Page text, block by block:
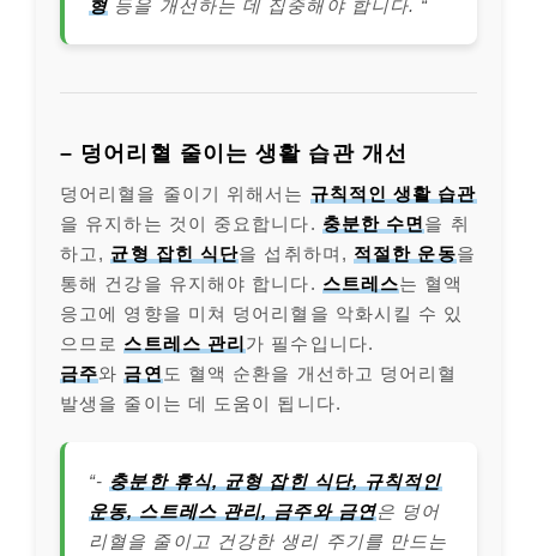
형 등을 개선하는 데 집중해야 합니다. “
– 덩어리혈 줄이는 생활 습관 개선
덩어리혈을 줄이기 위해서는 규칙적인 생활 습관
을 유지하는 것이 중요합니다. 충분한 수면 을 취
하고, 균형 잡힌 식단을 섭취하며, 적절한 운동을
통해 건강을 유지해야 합니다. 스트레스는 혈액
응고에 영향을 미쳐 덩어리혈을 악화시킬 수 있
으므로 스트레스 관리 가 필수입니다.
금주와 금연 도 혈액 순환을 개선하고 덩어리혈
발생을 줄이는 데 도움이 됩니다.
“- 충분한 휴식, 균형 잡힌 식단, 규칙적인
운동, 스트레스 관리, 금주와 금연은 덩어
리혈을 줄이고 건강한 생리 주기를 만드는